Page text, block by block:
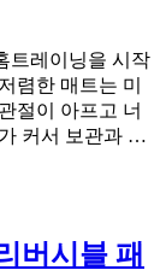
트레이닝을 시작
렴한 매트는 미
절이 아프고 너
커서 보관과 …
버시블 패